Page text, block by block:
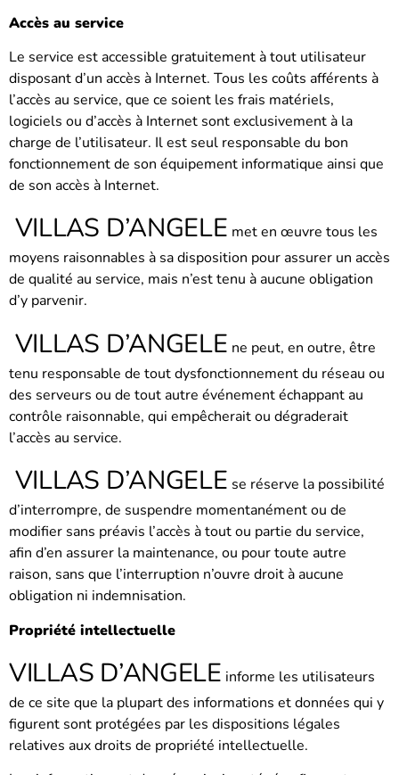
Accès au service
Le service est accessible gratuitement à tout utilisateur
disposant d’un accès à Internet. Tous les coûts afférents à
l’accès au service, que ce soient les frais matériels,
logiciels ou d’accès à Internet sont exclusivement à la
charge de l’utilisateur. Il est seul responsable du bon
fonctionnement de son équipement informatique ainsi que
de son accès à Internet.
VILLAS D’ANGELE met en œuvre tous les
moyens raisonnables à sa disposition pour assurer un accès
de qualité au service, mais n’est tenu à aucune obligation
d’y parvenir.
VILLAS D’ANGELE ne peut, en outre, être
tenu responsable de tout dysfonctionnement du réseau ou
des serveurs ou de tout autre événement échappant au
contrôle raisonnable, qui empêcherait ou dégraderait
l’accès au service.
VILLAS D’ANGELE se réserve la possibilité
d’interrompre, de suspendre momentanément ou de
modifier sans préavis l’accès à tout ou partie du service,
afin d’en assurer la maintenance, ou pour toute autre
raison, sans que l’interruption n’ouvre droit à aucune
obligation ni indemnisation.
Propriété intellectuelle
VILLAS D’ANGELE informe les utilisateurs
de ce site que la plupart des informations et données qui y
figurent sont protégées par les dispositions légales
relatives aux droits de propriété intellectuelle.